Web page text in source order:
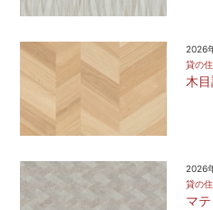
2026
貸の住
木
2026
貸の住
マ